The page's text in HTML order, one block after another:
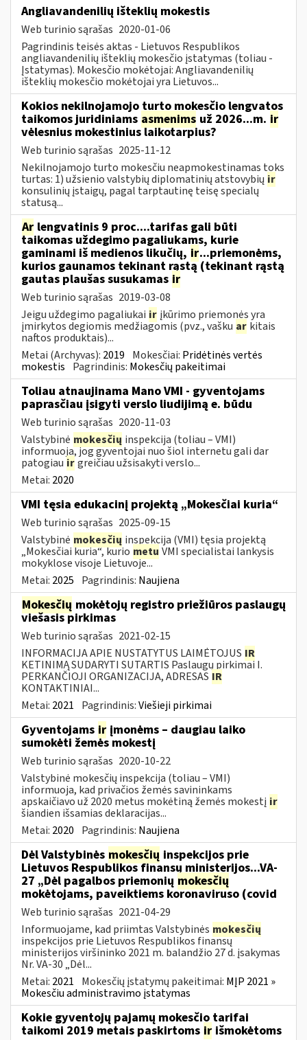
Angliavandenilių išteklių mokestis
Web turinio sąrašas 2020-01-06
Pagrindinis teisės aktas - Lietuvos Respublikos
angliavandenilių išteklių mokesčio įstatymas (toliau -
Įstatymas). Mokesčio mokėtojai: Angliavandenilių
išteklių mokesčio mokėtojai yra Lietuvos...
Kokios nekilnojamojo turto mokesčio lengvatos
taikomos juridiniams asmenims už 2026...m. ir
vėlesnius mokestinius laikotarpius?
Web turinio sąrašas 2025-11-12
Nekilnojamojo turto mokesčiu neapmokestinamas toks
turtas: 1) užsienio valstybių diplomatinių atstovybių ir
konsulinių įstaigų, pagal tarptautinę teisę specialų
statusą...
Ar lengvatinis 9 proc....tarifas gali būti
taikomas uždegimo pagaliukams, kurie
gaminami iš medienos likučių, ir...priemonėms,
kurios gaunamos tekinant rąstą (tekinant rąstą
gautas plaušas susukamas ir
Web turinio sąrašas 2019-03-08
Jeigu uždegimo pagaliukai ir įkūrimo priemonės yra
įmirkytos degiomis medžiagomis (pvz., vašku ar kitais
naftos produktais)...
Metai (Archyvas): 2019 Mokesčiai: Pridėtinės vertės
mokestis Pagrindinis: Mokesčių pakeitimai
Toliau atnaujinama Mano VMI - gyventojams
paprasčiau įsigyti verslo liudijimą e. būdu
Web turinio sąrašas 2020-11-03
Valstybinė mokesčių inspekcija (toliau – VMI)
informuoja, jog gyventojai nuo šiol internetu gali dar
patogiau irgreičiau užsisakyti verslo...
Metai: 2020
VMI tęsia edukacinį projektą „Mokesčiai kuria“
Web turinio sąrašas 2025-09-15
Valstybinė mokesčių inspekcija (VMI) tęsia projektą
„Mokesčiai kuria“, kurio metu VMI specialistai lankysis
mokyklose visoje Lietuvoje...
Metai: 2025 Pagrindinis: Naujiena
Mokesčių mokėtojų registro priežiūros paslaugų
viešasis pirkimas
Web turinio sąrašas 2021-02-15
INFORMACIJA APIE NUSTATYTUS LAIMĖTOJUS IR
KETINIMĄ SUDARYTI SUTARTIS Paslaugų pirkimai I.
PERKANČIOJI ORGANIZACIJA, ADRESAS IR
KONTAKTINIAI...
Metai: 2021 Pagrindinis:Viešieji pirkimai
Gyventojams ir įmonėms – daugiau laiko
sumokėti žemės mokestį
Web turinio sąrašas 2020-10-22
Valstybinė mokesčių inspekcija (toliau – VMI)
informuoja, kad privačios žemės savininkams
apskaičiavo už 2020 metus mokėtiną žemės mokestį ir
šiandien išsamias deklaracijas...
Metai: 2020 Pagrindinis: Naujiena
Dėl Valstybinės mokesčių inspekcijos prie
Lietuvos Respublikos finansų ministerijos...VA-
27 „Dėl pagalbos priemonių mokesčių
mokėtojams, paveiktiems koronaviruso (covid
Web turinio sąrašas 2021-04-29
Informuojame, kad priimtas Valstybinės mokesčių
inspekcijos prie Lietuvos Respublikos finansų
ministerijos viršininko 2021 m. balandžio 27 d. įsakymas
Nr. VA-30 „Dėl...
Metai: 2021 Mokesčių įstatymų pakeitimai: MĮP 2021 »
Mokesčiu administravimo įstatymas
Kokie gyventojų pajamų mokesčio tarifai
taikomi 2019 metais paskirtoms ir išmokėtoms